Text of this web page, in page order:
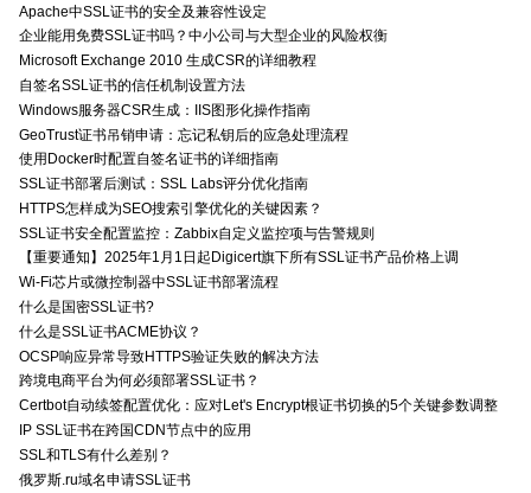
Apache中SSL证书的安全及兼容性设定
企业能用免费SSL证书吗？中小公司与大型企业的风险权衡
Microsoft Exchange 2010 生成CSR的详细教程
自签名SSL证书的信任机制设置方法
Windows服务器CSR生成：IIS图形化操作指南
GeoTrust证书吊销申请：忘记私钥后的应急处理流程
使用Docker时配置自签名证书的详细指南
SSL证书部署后测试：SSL Labs评分优化指南
HTTPS怎样成为SEO搜索引擎优化的关键因素？
SSL证书安全配置监控：Zabbix自定义监控项与告警规则
【重要通知】2025年1月1日起Digicert旗下所有SSL证书产品价格上调
Wi-Fi芯片或微控制器中SSL证书部署流程
什么是国密SSL证书?
什么是SSL证书ACME协议？
OCSP响应异常导致HTTPS验证失败的解决方法
跨境电商平台为何必须部署SSL证书？
Certbot自动续签配置优化：应对Let's Encrypt根证书切换的5个关键参数调整
IP SSL证书在跨国CDN节点中的应用
SSL和TLS有什么差别？
俄罗斯.ru域名申请SSL证书